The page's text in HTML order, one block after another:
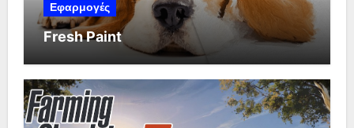
Εφαρμογές
Fresh Paint